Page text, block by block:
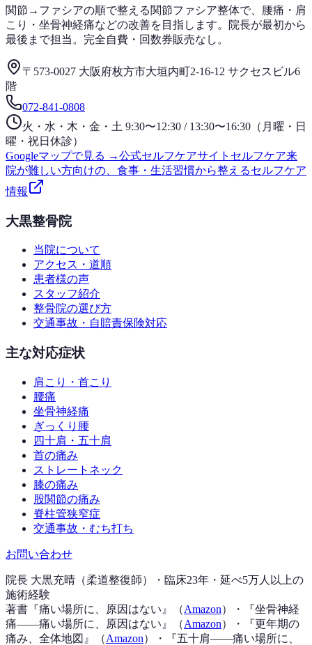
関節→ファシアの順で整える関節ファシア整体で、腰痛・肩
こり・坐骨神経痛などの改善を目指します。院長が最初から
最後まで担当。完全自費・回数券販売なし。
〒573-0027 大阪府枚方市大垣内町2-16-12 サクセスビル6
階
072-841-0808
火・水・木・金・土 9:30〜12:30 / 13:30〜16:30（月曜・日
曜・祝日休診）
Googleマップで見る →公式セルフケアサイト セルフケア来
院が難しい方向けの、食事・生活習慣から整えるセルフケア
情報
大黒整骨院
当院について
アクセス・道順
患者様の声
スタッフ紹介
整骨院の選び方
交通事故・自賠責保険対応
主な対応症状
肩こり・首こり
腰痛
坐骨神経痛
ぎっくり腰
四十肩・五十肩
首の痛み
ストレートネック
膝の痛み
股関節の痛み
脊柱管狭窄症
交通事故・むち打ち
お問い合わせ
院長 大黒充晴（柔道整復師）・臨床23年・延べ5万人以上の
施術経験
著書『痛い場所に、原因はない 』（Amazon） ・『坐骨神経
痛——痛い場所に、原因はない 』（Amazon） ・『更年期の
痛み、全体地図 』（Amazon） ・『五十肩——痛い場所に、